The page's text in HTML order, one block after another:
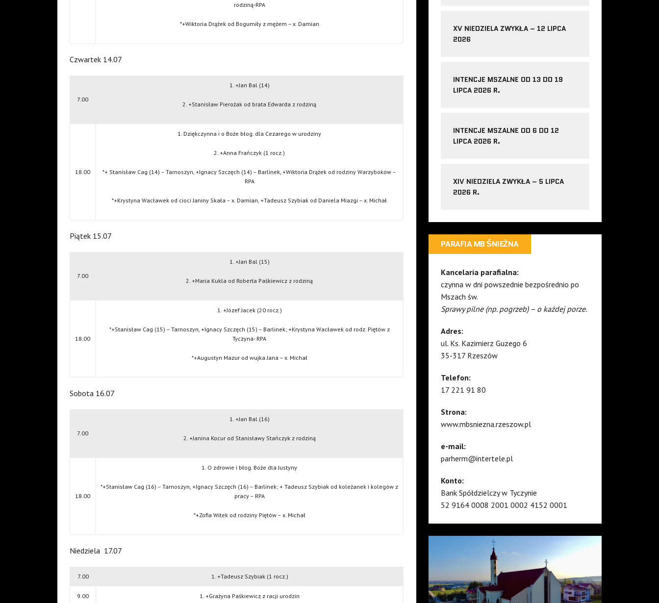
rodziną-RPA
*+Wiktoria Drążek od Bogumiły z mężem – x. Damian
Czwartek 14.07
7.00
1. +Jan Bal (14)
2. +Stanisław Pierożak od brata Edwarda z rodziną
18.00
1. Dziękczynna i o Boże błog. dla Cezarego w urodziny
2. +Anna Frańczyk (1 rocz.)
*+ Stanisław Cag (14) – Tarnoszyn, +Ignacy Szczęch (14) – Barlinek, +Wiktoria Drążek od rodziny Warzyboków –
RPA
*+Krystyna Wacławek od cioci Janiny Skała – x. Damian, +Tadeusz Szybiak od Daniela Miazgi – x. Michał
Piątek 15.07
7.00
1. +Jan Bal (15)
2. +Maria Kukla od Roberta Paśkiewicz z rodziną
18.00
1. +Józef Jacek (20 rocz.)
*+Stanisław Cag (15) – Tarnoszyn, +Ignacy Szczęch (15) – Barlinek; +Krystyna Wacławek od rodz. Piętów z
Tyczyna- RPA
*+Augustyn Mazur od wujka Jana – x. Michał
Sobota 16.07
7.00
1. +Jan Bal (16)
2. +Janina Kocur od Stanisławy Stańczyk z rodziną
18.00
1. O zdrowie i błog. Boże dla Justyny
*+Stanisław Cag (16) – Tarnoszyn, +Ignacy Szczęch (16) – Barlinek; + Tadeusz Szybiak od koleżanek i kolegów z
pracy – RPA
*+Zofia Witek od rodziny Piętów – x. Michał
Niedziela 17.07
7.00 1. +Tadeusz Szybiak (1 rocz.)
9.00 1. +Grażyna Paśkiewicz z racji urodzin
XV NIEDZIELA ZWYKŁA – 12 LIPCA
2026
INTENCJE MSZALNE OD 13 DO 19
LIPCA 2026 R.
INTENCJE MSZALNE OD 6 DO 12
LIPCA 2026 R.
XIV NIEDZIELA ZWYKŁA – 5 LIPCA
2026 R.
PARAFIA MB ŚNIEŻNA
Kancelaria parafialna:
czynna w dni powszednie bezpośrednio po
Mszach św.
Sprawy pilne (np. pogrzeb) – o każdej porze.
Adres:
ul. Ks. Kazimierz Guzego 6
35-317 Rzeszów
Telefon:
17 221 91 80
Strona:
www.mbsniezna.rzeszow.pl
e-mail:
parherm@intertele.pl
Konto:
Bank Spółdzielczy w Tyczynie
52 9164 0008 2001 0002 4152 0001